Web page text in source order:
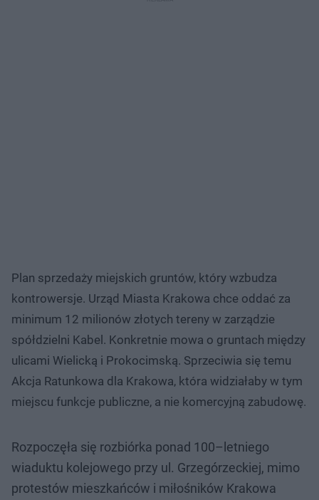
Plan sprzedaży miejskich gruntów, który wzbudza
kontrowersje. Urząd Miasta Krakowa chce oddać za
minimum 12 milionów złotych tereny w zarządzie
spółdzielni Kabel. Konkretnie mowa o gruntach między
ulicami Wielicką i Prokocimską. Sprzeciwia się temu
Akcja Ratunkowa dla Krakowa, która widziałaby w tym
miejscu funkcje publiczne, a nie komercyjną zabudowę.
Rozpoczęła się rozbiórka ponad 100–letniego
wiaduktu kolejowego przy ul. Grzegórzeckiej, mimo
protestów mieszkańców i miłośników Krakowa